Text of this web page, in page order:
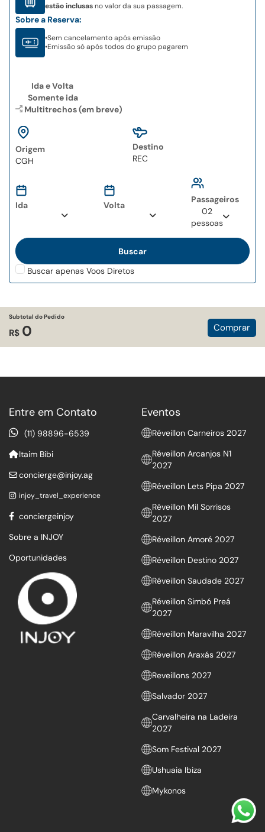
estão inclusasno valor da sua passagem.
Sobre a Reserva:
•Sem cancelamento após emissão
•Emissão só após todos do grupo pagarem
Ida e Volta
Somente ida
Multitrechos (em breve)
Origem
characters for results.
Destino
characters for results.
Ida Volta
Passageiros
02
pessoas
Buscar apenas Voos Diretos
Subtotal do Pedido
R$ 0 Comprar
Entre em Contato
(11) 98896-6539
Itaim Bibi
concierge@injoy.ag
injoy_travel_experience
conciergeinjoy
Sobre a INJOY
Oportunidades
Eventos
Réveillon Carneiros 2027
Réveillon Arcanjos N1
2027
Réveillon Lets Pipa 2027
Réveillon Mil Sorrisos
2027
Réveillon Amoré 2027
Réveillon Destino 2027
Réveillon Saudade 2027
Réveillon Simbó Preá
2027
Réveillon Maravilha 2027
Réveillon Araxás 2027
Reveillons 2027
Salvador 2027
Carvalheira na Ladeira
2027
Som Festival 2027
Ushuaia Ibiza
Mykonos